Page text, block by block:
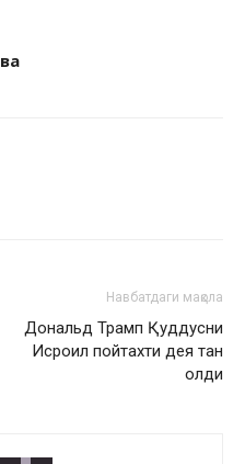
Навбатдаги мақола
Дональд Трамп Қуддусни
Исроил пойтахти дея тан
олди